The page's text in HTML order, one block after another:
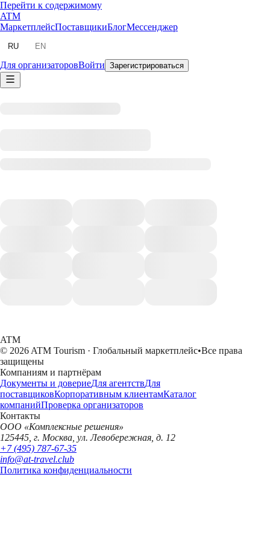
Перейти к содержимому
ATM
МаркетплейсПоставщикиБлогМессенджер
RU EN
Для организаторовВойти Зарегистрироваться
ATM
© 2026 ATM Tourism · Глобальный маркетплейс•Все права
защищены
Компаниям и партнёрам
Документы и довериеДля агентствДля
поставщиковКорпоративным клиентамКаталог
компанийПроверка организаторов
Контакты
ООО «Комплексные решения»
125445, г. Москва, ул. Левобережная, д. 12
+7 (495) 787-67-35
info@at-travel.club
Политика конфиденциальности